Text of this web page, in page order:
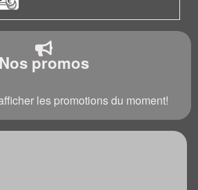
Nos promos
les promotions du moment!